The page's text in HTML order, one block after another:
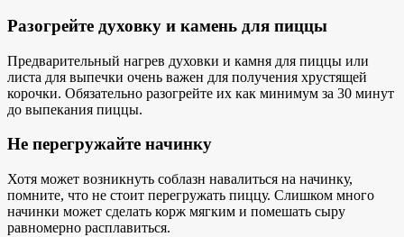
Разогрейте духовку и камень для пиццы
Предварительный нагрев духовки и камня для пиццы или
листа для выпечки очень важен для получения хрустящей
корочки. Обязательно разогрейте их как минимум за 30 минут
до выпекания пиццы.
Не перегружайте начинку
Хотя может возникнуть соблазн навалиться на начинку,
помните, что не стоит перегружать пиццу. Слишком много
начинки может сделать корж мягким и помешать сыру
равномерно расплавиться.